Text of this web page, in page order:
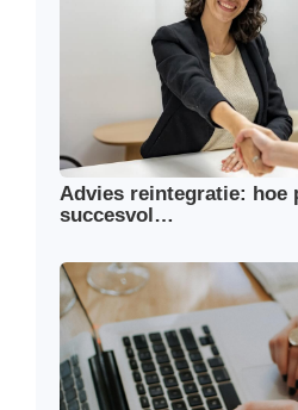
Advies reintegratie: hoe
succesvol…